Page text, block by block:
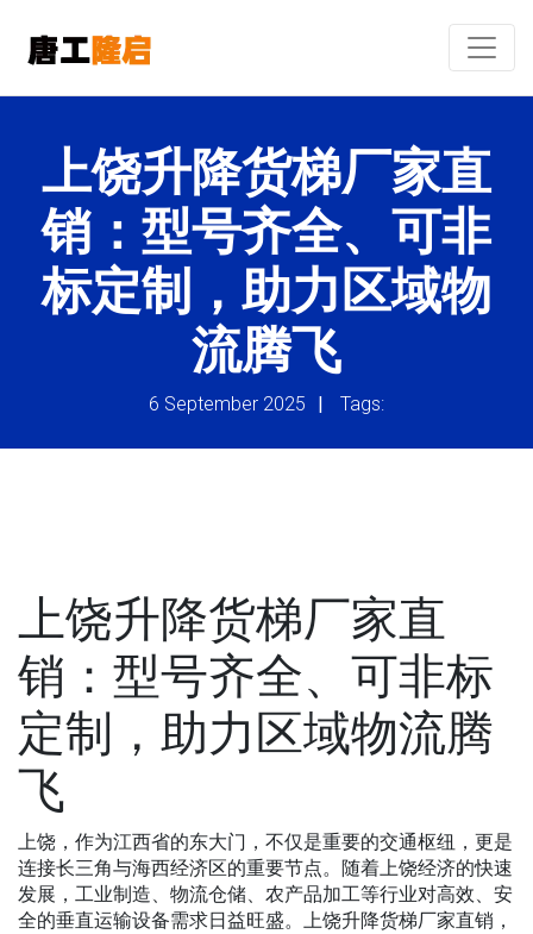
上饶升降货梯厂家直
销：型号齐全、可非
标定制，助力区域物
流腾飞
6 September 2025 | Tags:
上饶升降货梯厂家直
销：型号齐全、可非标
定制，助力区域物流腾
飞
上饶，作为江西省的东大门，不仅是重要的交通枢纽，更是
连接长三角与海西经济区的重要节点。随着上饶经济的快速
发展，工业制造、物流仓储、农产品加工等行业对高效、安
全的垂直运输设备需求日益旺盛。上饶升降货梯厂家直销，